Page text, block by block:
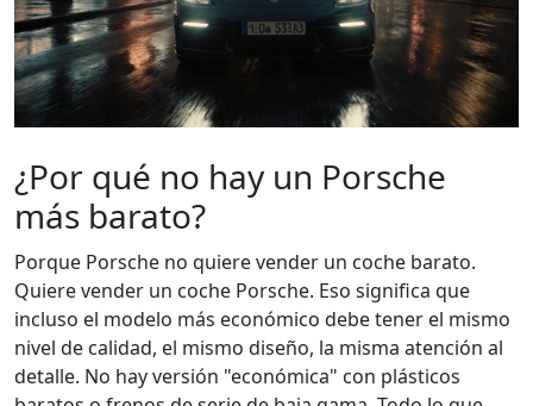
¿Por qué no hay un Porsche
más barato?
Porque Porsche no quiere vender un coche barato.
Quiere vender un coche Porsche. Eso significa que
incluso el modelo más económico debe tener el mismo
nivel de calidad, el mismo diseño, la misma atención al
detalle. No hay versión "económica" con plásticos